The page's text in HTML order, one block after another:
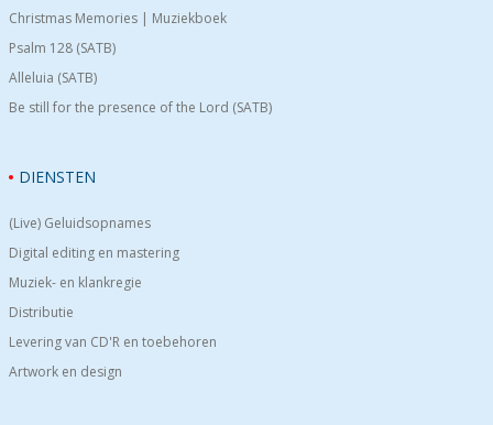
Christmas Memories | Muziekboek
Psalm 128 (SATB)
Alleluia (SATB)
Be still for the presence of the Lord (SATB)
DIENSTEN
(Live) Geluidsopnames
Digital editing en mastering
Muziek- en klankregie
Distributie
Levering van CD'R en toebehoren
Artwork en design